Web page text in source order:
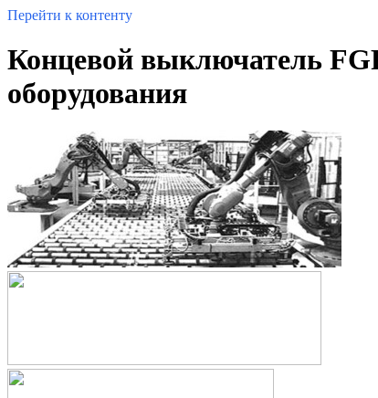
Перейти к контенту
Концевой выключатель
оборудования